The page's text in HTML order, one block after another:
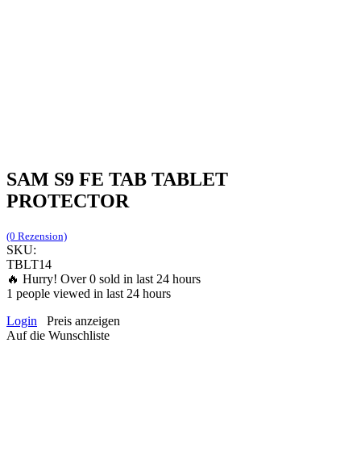
SAM S9 FE TAB TABLET
PROTECTOR
(0 Rezension)
SKU:
TBLT14
🔥 Hurry! Over0 sold in last 24 hours
1 people viewed in last 24 hours
Login
Preis anzeigen
Auf die Wunschliste